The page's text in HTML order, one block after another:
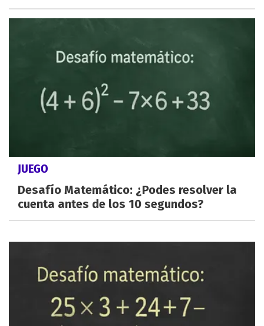
JUEGO
Desafío Matemático: ¿Podes resolver la
cuenta antes de los 10 segundos?